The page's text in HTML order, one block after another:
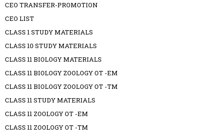
CEO TRANSFER-PROMOTION
CEO LIST
CLASS 1 STUDY MATERIALS
CLASS 10 STUDY MATERIALS
CLASS 11 BIOLOGY MATERIALS
CLASS 11 BIOLOGY ZOOLOGY OT -EM
CLASS 11 BIOLOGY ZOOLOGY OT -TM
CLASS 11 STUDY MATERIALS
CLASS 11 ZOOLOGY OT -EM
CLASS 11 ZOOLOGY OT -TM